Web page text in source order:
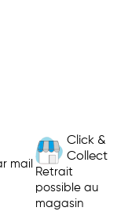
mail
Click &
Collect
Retrait
possible au
magasin